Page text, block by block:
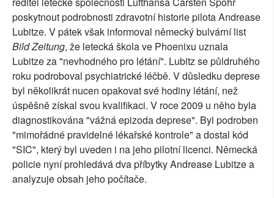
poskytnout podrobnosti zdravotní historie pilota Andrease
Lubitze. V pátek však informoval německý bulvární list
Bild Zeitung, že letecká škola ve Phoenixu uznala
Lubitze za "nevhodného pro létání". Lubitz se půldruhého
roku podroboval psychiatrické léčbě. V důsledku deprese
byl několikrát nucen opakovat své hodiny létání, než
úspěšně získal svou kvalifikaci. V roce 2009 u něho byla
diagnostikována "vážná epizoda deprese". Byl podroben
"mimořádné pravidelné lékařské kontrole" a dostal kód
"SIC", který byl uveden i na jeho pilotní licenci. Německá
policie nyní prohledává dva příbytky Andrease Lubitze a
analyzuje obsah jeho počítače.